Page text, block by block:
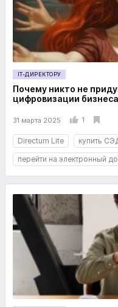
IT-ДИРЕКТОРУ
Почему никто не
цифровизации
31 марта 2025 1
Directum Lite
купить
перейти на электронный